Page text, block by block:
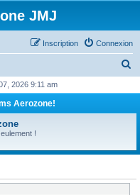
JMJ
Connexion
Inscription
h
r
2026 9:11 am
Aerozone!
!